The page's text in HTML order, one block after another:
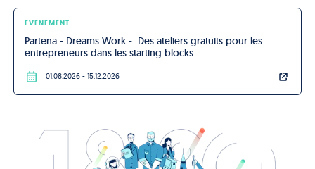
ÉVÈNEMENT
Partena - Dreams Work -  Des ateliers gratuits pour les
entrepreneurs dans les starting blocks
01.08.2026 - 15.12.2026